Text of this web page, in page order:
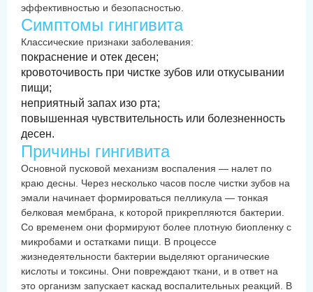
эффективностью и безопасностью.
Симптомы гингивита
Классические признаки заболевания:
покраснение и отек десен;
кровоточивость при чистке зубов или откусывании
пищи;
неприятный запах изо рта;
повышенная чувствительность или болезненность
десен.⁠
Причины гингивита
Основной пусковой механизм воспаления — налет по
краю десны. Через несколько часов после чистки зубов на
эмали начинает формироваться пелликула — тонкая
белковая мембрана, к которой прикрепляются бактерии.
Со временем они формируют более плотную биопленку с
микробами и остатками пищи. В процессе
жизнедеятельности бактерии выделяют органические
кислоты и токсины. Они повреждают ткани, и в ответ на
это организм запускает каскад воспалительных реакций. В